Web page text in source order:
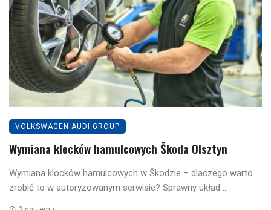
VOLKSWAGEN AUDI GROUP
Wymiana klocków hamulcowych Škoda Olsztyn
Wymiana klocków hamulcowych w Škodzie – dlaczego warto
zrobić to w autoryzowanym serwisie? Sprawny układ ...